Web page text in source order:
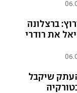
ברצלונה
את רודרי
שיקבל